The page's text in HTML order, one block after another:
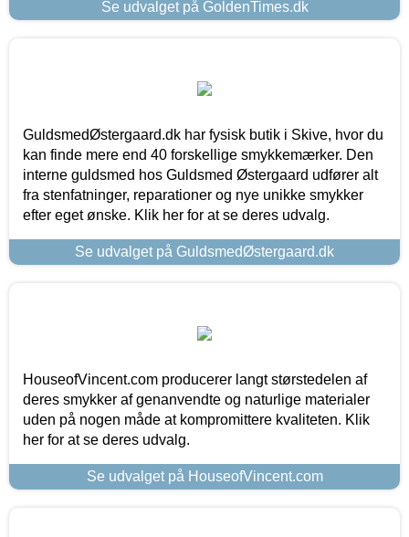
Se udvalget på GoldenTimes.dk
GuldsmedØstergaard.dk har fysisk butik i Skive, hvor du
kan finde mere end 40 forskellige smykkemærker. Den
interne guldsmed hos Guldsmed Østergaard udfører alt
fra stenfatninger, reparationer og nye unikke smykker
efter eget ønske. Klik her for at se deres udvalg.
Se udvalget på GuldsmedØstergaard.dk
HouseofVincent.com producerer langt størstedelen af
deres smykker af genanvendte og naturlige materialer
uden på nogen måde at kompromittere kvaliteten. Klik
her for at se deres udvalg.
Se udvalget på HouseofVincent.com